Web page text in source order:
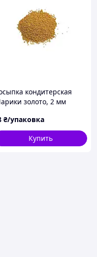
кондитерская
золото, 2 мм
₴/упаковка
Купить